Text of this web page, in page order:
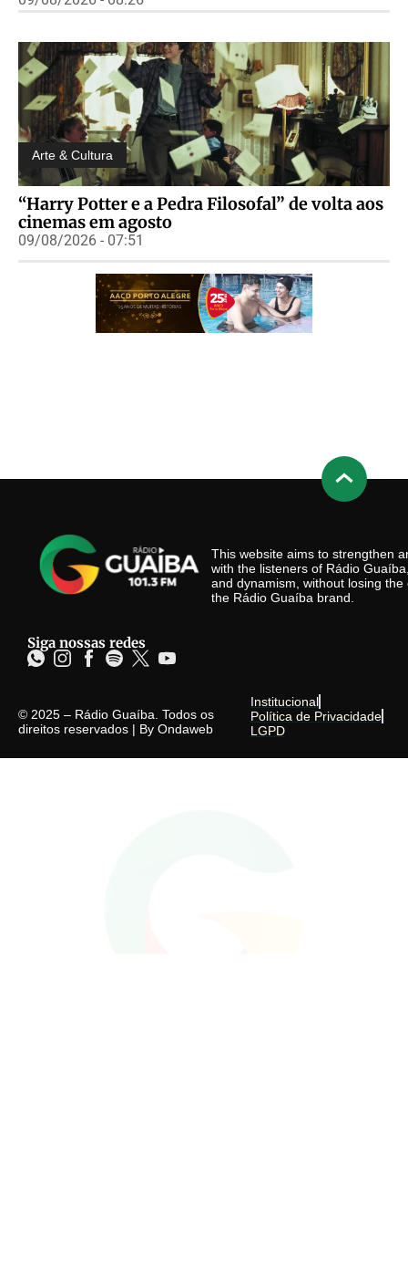
Arte & Cultura
“Harry Potter e a Pedra Filosofal” de volta aos
cinemas em agosto
09/08/2026 - 07:51
This website aims to strengthen
with the listeners of Rádio
and dynamism, without losing
the Rádio Guaíba brand.
Siga nossas redes
© 2025 – Rádio Guaíba. Todos os
direitos reservados | By Ondaweb
Institucional
Política de Privacidade
LGPD